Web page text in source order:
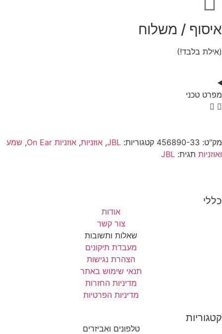
איסוף / משלוח
(אילת בלבד!)
מפרט טכני
מק"ט: 456890-33 קטגוריות: JBL
, אוזניות, אוזניות On Ear , שמע
ואוזניות תגית: JBL
כללי
אודות
צור קשר
שאלות ותשובות
מעבדת תיקונים
הצהרת נגישות
תנאי שימוש באתר
מדיניות החזרות
מדיניות הפרטיות
קטגוריות
טלפונים ואביזרים